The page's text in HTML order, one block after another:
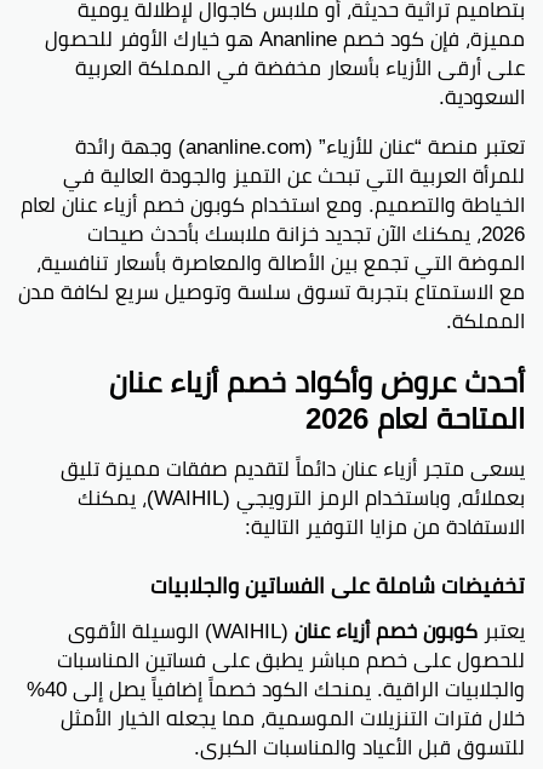
بتصاميم تراثية حديثة، أو ملابس كاجوال لإطلالة يومية
مميزة، فإن كود خصم Ananline هو خيارك الأوفر للحصول
على أرقى الأزياء بأسعار مخفضة في المملكة العربية
السعودية.
تعتبر منصة “عنان للأزياء” (ananline.com) وجهة رائدة
للمرأة العربية التي تبحث عن التميز والجودة العالية في
الخياطة والتصميم. ومع استخدام كوبون خصم أزياء عنان لعام
2026، يمكنك الآن تجديد خزانة ملابسك بأحدث صيحات
الموضة التي تجمع بين الأصالة والمعاصرة بأسعار تنافسية،
مع الاستمتاع بتجربة تسوق سلسة وتوصيل سريع لكافة مدن
المملكة.
أحدث عروض وأكواد خصم أزياء عنان
المتاحة لعام 2026
يسعى متجر أزياء عنان دائماً لتقديم صفقات مميزة تليق
بعملائه، وباستخدام الرمز الترويجي (WAIHIL)، يمكنك
الاستفادة من مزايا التوفير التالية:
تخفيضات شاملة على الفساتين والجلابيات
يعتبركوبون خصم أزياء عنان (WAIHIL) الوسيلة الأقوى
للحصول على خصم مباشر يطبق على فساتين المناسبات
والجلابيات الراقية. يمنحك الكود خصماً إضافياً يصل إلى 40%
خلال فترات التنزيلات الموسمية، مما يجعله الخيار الأمثل
للتسوق قبل الأعياد والمناسبات الكبرى.